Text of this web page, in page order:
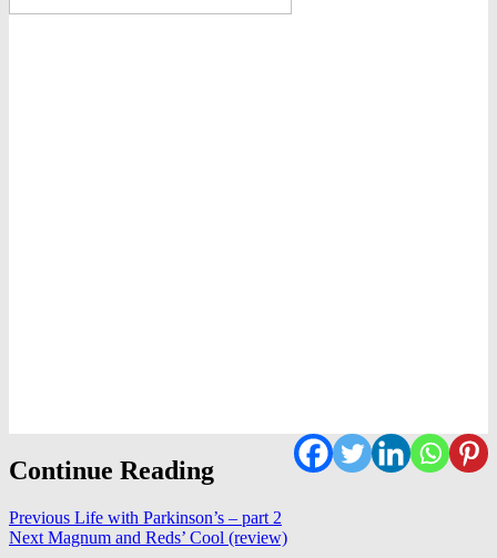
Continue Reading
Previous Life with Parkinson’s – part 2
Next Magnum and Reds’ Cool (review)